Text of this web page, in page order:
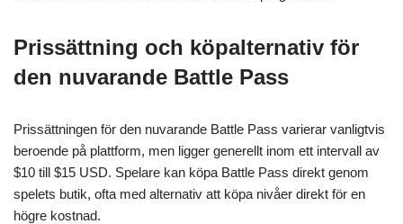
Prissättning och köpalternativ för
den nuvarande Battle Pass
Prissättningen för den nuvarande Battle Pass varierar vanligtvis
beroende på plattform, men ligger generellt inom ett intervall av
$10 till $15 USD. Spelare kan köpa Battle Pass direkt genom
spelets butik, ofta med alternativ att köpa nivåer direkt för en
högre kostnad.